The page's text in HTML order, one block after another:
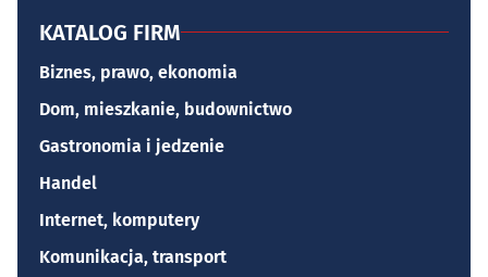
KATALOG FIRM
Biznes, prawo, ekonomia
Dom, mieszkanie, budownictwo
Gastronomia i jedzenie
Handel
Internet, komputery
Komunikacja, transport